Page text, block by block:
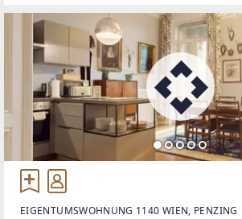
EIGENTUMSWOHNUNG 1140 WIEN, PENZING